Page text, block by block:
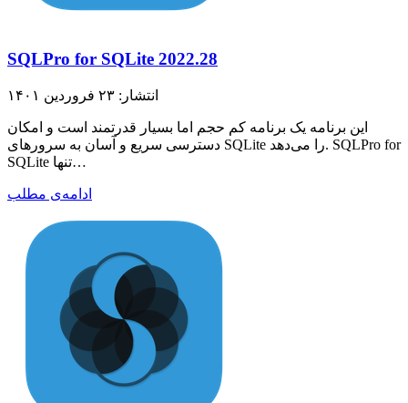
SQLPro for SQLite 2022.28
انتشار: ۲۳ فروردین ۱۴۰۱
این برنامه یک برنامه کم حجم اما بسیار قدرتمند است و امکان
دسترسی سریع و آسان به سرورهای SQLite را می‌دهد. SQLPro for
SQLite تنها…
ادامه‌ی مطلب